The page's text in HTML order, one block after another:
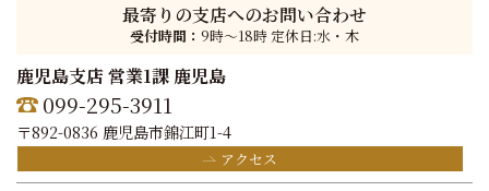
最寄りの支店へのお問い合わせ
受付時間： 9時〜18時 定休日:水・木
鹿児島支店 営業1課 鹿児島
099-295-3911
〒892-0836 鹿児島市錦江町1-4
アクセス